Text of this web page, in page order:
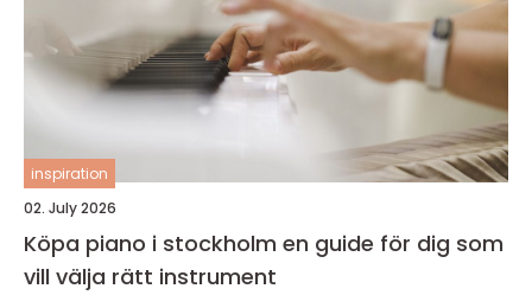
inspiration
02. July 2026
Köpa piano i stockholm en guide för dig som
vill välja rätt instrument